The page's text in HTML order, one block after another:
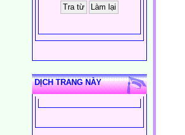
DỊCH TRANG NÀY